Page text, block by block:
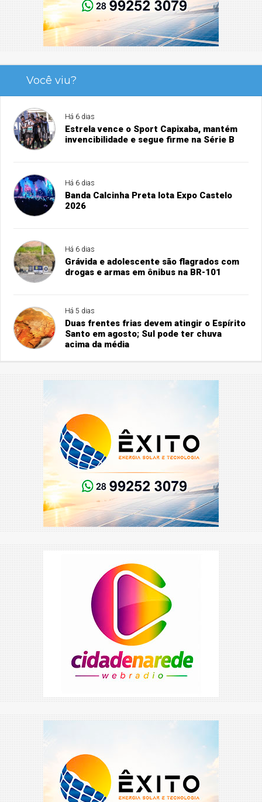
Você viu?
Há 6 dias
Estrela vence o Sport Capixaba, mantém
invencibilidade e segue firme na Série B
Há 6 dias
Banda Calcinha Preta lota Expo Castelo
2026
Há 6 dias
Grávida e adolescente são flagrados com
drogas e armas em ônibus na BR-101
Há 5 dias
Duas frentes frias devem atingir o Espírito
Santo em agosto; Sul pode ter chuva
acima da média